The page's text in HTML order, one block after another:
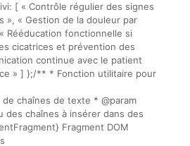
[ « Contrôle régulier des signes
», « Gestion de la douleur par
Rééducation fonctionnelle si
cicatrices et prévention des
continue avec le patient
» ] };/** * Fonction utilitaire pour
de chaînes de texte * @param
des chaînes à insérer dans des
Fragment DOM